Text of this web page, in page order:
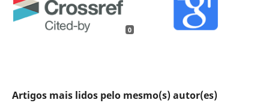
0
Artigos mais lidos pelo mesmo(s) autor(es)